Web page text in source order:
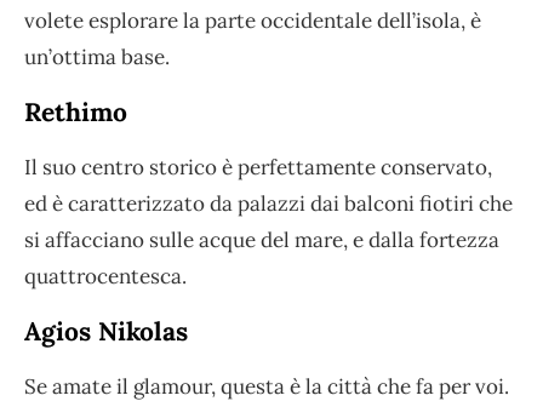
volete esplorare la parte occidentale dell’isola, è
un’ottima base.
Rethimo
Il suo centro storico è perfettamente conservato,
ed è caratterizzato da palazzi dai balconi fiotiri che
si affacciano sulle acque del mare, e dalla fortezza
quattrocentesca.
Agios Nikolas
Se amate il glamour, questa è la città che fa per voi.